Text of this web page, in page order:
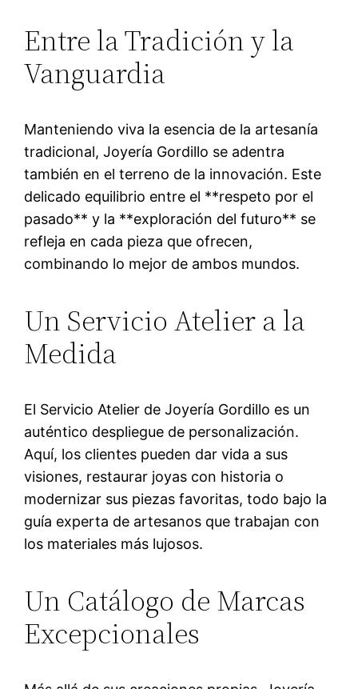
Entre la Tradición y la
Vanguardia
Manteniendo viva la esencia de la artesanía
tradicional, Joyería Gordillo se adentra
también en el terreno de la innovación. Este
delicado equilibrio entre el **respeto por el
pasado** y la **exploración del futuro** se
refleja en cada pieza que ofrecen,
combinando lo mejor de ambos mundos.
Un Servicio Atelier a la
Medida
El Servicio Atelier de Joyería Gordillo es un
auténtico despliegue de personalización.
Aquí, los clientes pueden dar vida a sus
visiones, restaurar joyas con historia o
modernizar sus piezas favoritas, todo bajo la
guía experta de artesanos que trabajan con
los materiales más lujosos.
Un Catálogo de Marcas
Excepcionales